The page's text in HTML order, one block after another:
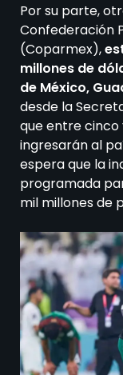
Por su parte,
Confederación
(Coparmex),
millones de
de México,
desde la
que entre cinco
ingresarán al
espera que la
programada
mil millones de